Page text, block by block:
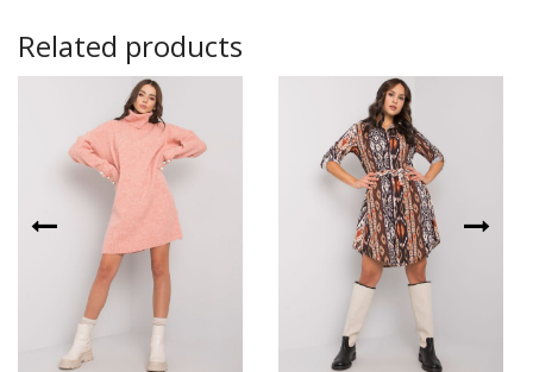
Related products